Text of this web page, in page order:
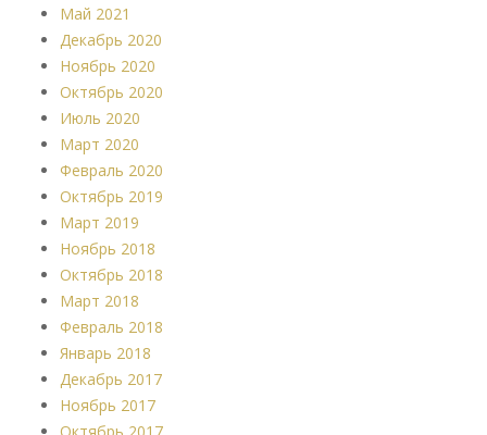
Май 2021
Декабрь 2020
Ноябрь 2020
Октябрь 2020
Июль 2020
Март 2020
Февраль 2020
Октябрь 2019
Март 2019
Ноябрь 2018
Октябрь 2018
Март 2018
Февраль 2018
Январь 2018
Декабрь 2017
Ноябрь 2017